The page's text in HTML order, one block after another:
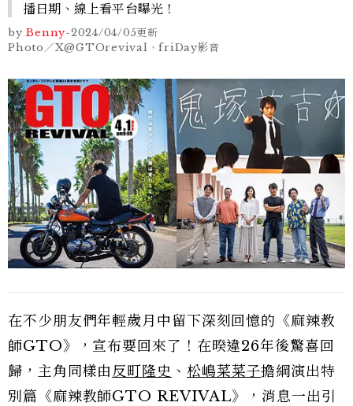
播日期、線上看平台曝光！
by Benny-2024/04/05更新
Photo／X@GTOrevival、friDay影音
在不少朋友們年輕歲月中留下深刻回憶的《麻辣教
師GTO》，宣布要回來了！在暌違26年後驚喜回
歸，主角同樣由反町隆史 、 松嶋菜菜子擔綱演出特
別篇《麻辣教師GTO REVIVAL》，消息一出引